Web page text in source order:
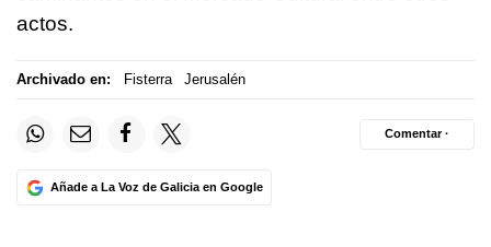
actos.
Archivado en: Fisterra Jerusalén
Añade a La Voz de Galicia en Google
Comentar ·